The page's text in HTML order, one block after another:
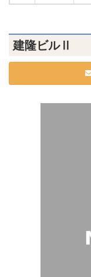
建隆ビルⅡ